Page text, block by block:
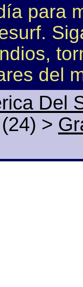
para
del
Del
(24) >